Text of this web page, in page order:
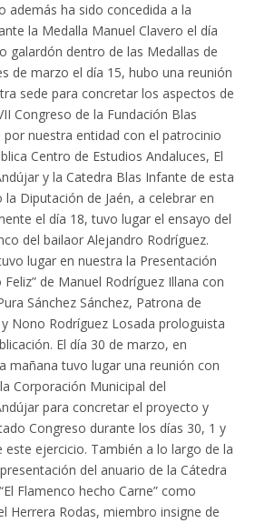
además ha sido concedida a la
la Medalla Manuel Clavero el día
galardón dentro de las Medallas de
de marzo el día 15, hubo una reunión
sede para concretar los aspectos de
Congreso de la Fundación Blas
nuestra entidad con el patrocinio
Centro de Estudios Andaluces, El
y la Catedra Blas Infante de esta
Diputación de Jaén, a celebrar en
el día 18, tuvo lugar el ensayo del
del bailaor Alejandro Rodríguez.
lugar en nuestra la Presentación
Feliz” de Manuel Rodríguez Illana con
Sánchez Sánchez, Patrona de
Nono Rodríguez Losada prologuista
El día 30 de marzo, en
mañana tuvo lugar una reunión con
Corporación Municipal del
para concretar el proyecto y
Congreso durante los días 30, 1 y
este ejercicio. También a lo largo de la
del anuario de la Cátedra
Flamenco hecho Carne” como
Herrera Rodas, miembro insigne de